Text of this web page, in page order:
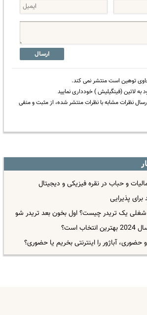
ارسال
توهین است منتشر نمی کند.
به لاتین (فینگیلیش ) خودداری نمایید
نظرات مشابه با نظرات منتشر شده، از مثبت و منفی
و حباب در نقره فیزیکی و دیجیتال
برای پذیرایی
یک تریدر چیست؟ اول بخون بعد تریدر شو
است؟
حضوری، آباژور را اینترنتی بخریم یا حضوری؟